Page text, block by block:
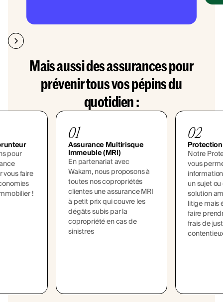
Mais aussi des assurances pour
prévenir tous vos pépins du
quotidien :
pour
vous faire
!
01
Assurance Multirisque
Immeuble (MRI)
En partenariat avec
Wakam, nous proposons à
toutes nos copropriétés
clientes une assurance MRI
à petit prix qui couvre les
dégâts subis par la
copropriété en cas de
sinistres
02
Notre
vous
un sujet
solution
litige mais
faire
frais de